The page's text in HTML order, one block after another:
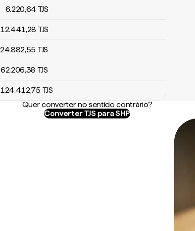
6.220,64 TJS
12.441,28 TJS
24.882,55 TJS
62.206,38 TJS
124.412,75 TJS
Quer converter no sentido contrário?
Converter TJS para SHP